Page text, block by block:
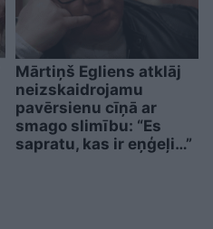
Mārtiņš Egliens atklāj
neizskaidrojamu
pavērsienu cīņā ar
smago slimību: “Es
sapratu, kas ir eņģeļi…”